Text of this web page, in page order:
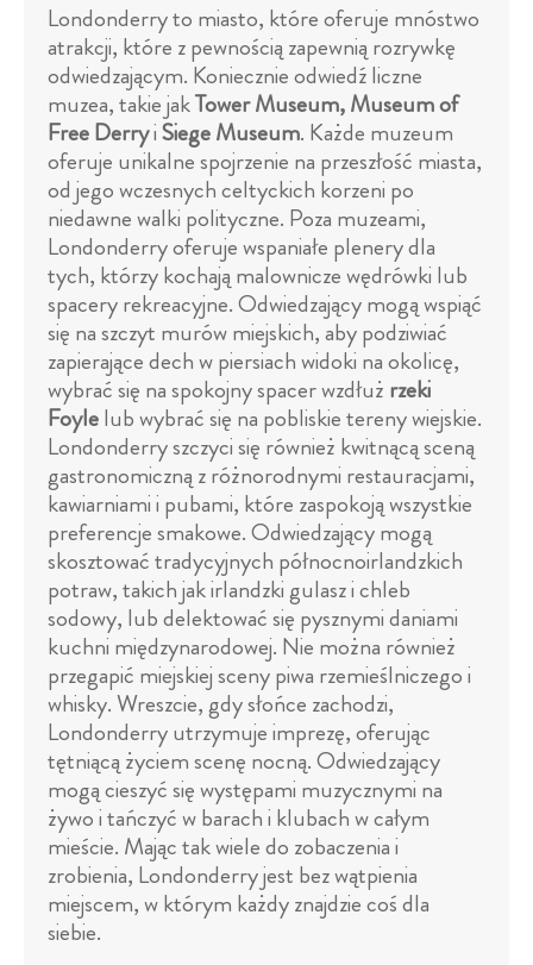
Londonderry to miasto, które oferuje mnóstwo
atrakcji, które z pewnością zapewnią rozrywkę
odwiedzającym. Koniecznie odwiedź liczne
muzea, takie jakTower Museum, Museum of
Free DerryiSiege Museum. Każde muzeum
oferuje unikalne spojrzenie na przeszłość miasta,
od jego wczesnych celtyckich korzeni po
niedawne walki polityczne. Poza muzeami,
Londonderry oferuje wspaniałe plenery dla
tych, którzy kochają malownicze wędrówki lub
spacery rekreacyjne. Odwiedzający mogą wspiąć
się na szczyt murów miejskich, aby podziwiać
zapierające dech w piersiach widoki na okolicę,
wybrać się na spokojny spacer wzdłuż rzeki
Foylelub wybrać się na pobliskie tereny wiejskie.
Londonderry szczyci się również kwitnącą sceną
gastronomiczną z różnorodnymi restauracjami,
kawiarniami i pubami, które zaspokoją wszystkie
preferencje smakowe. Odwiedzający mogą
skosztować tradycyjnych północnoirlandzkich
potraw, takich jak irlandzki gulasz i chleb
sodowy, lub delektować się pysznymi daniami
kuchni międzynarodowej. Nie można również
przegapić miejskiej sceny piwa rzemieślniczego i
whisky. Wreszcie, gdy słońce zachodzi,
Londonderry utrzymuje imprezę, oferując
tętniącą życiem scenę nocną. Odwiedzający
mogą cieszyć się występami muzycznymi na
żywo i tańczyć w barach i klubach w całym
mieście. Mając tak wiele do zobaczenia i
zrobienia, Londonderry jest bez wątpienia
miejscem, w którym każdy znajdzie coś dla
siebie.